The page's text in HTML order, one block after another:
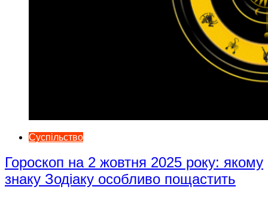
Суспільство
Гороскоп на 2 жовтня 2025 року: якому
знаку Зодіаку особливо пощастить